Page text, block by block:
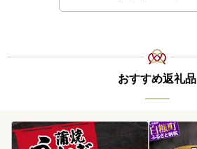
おすすめ返礼品